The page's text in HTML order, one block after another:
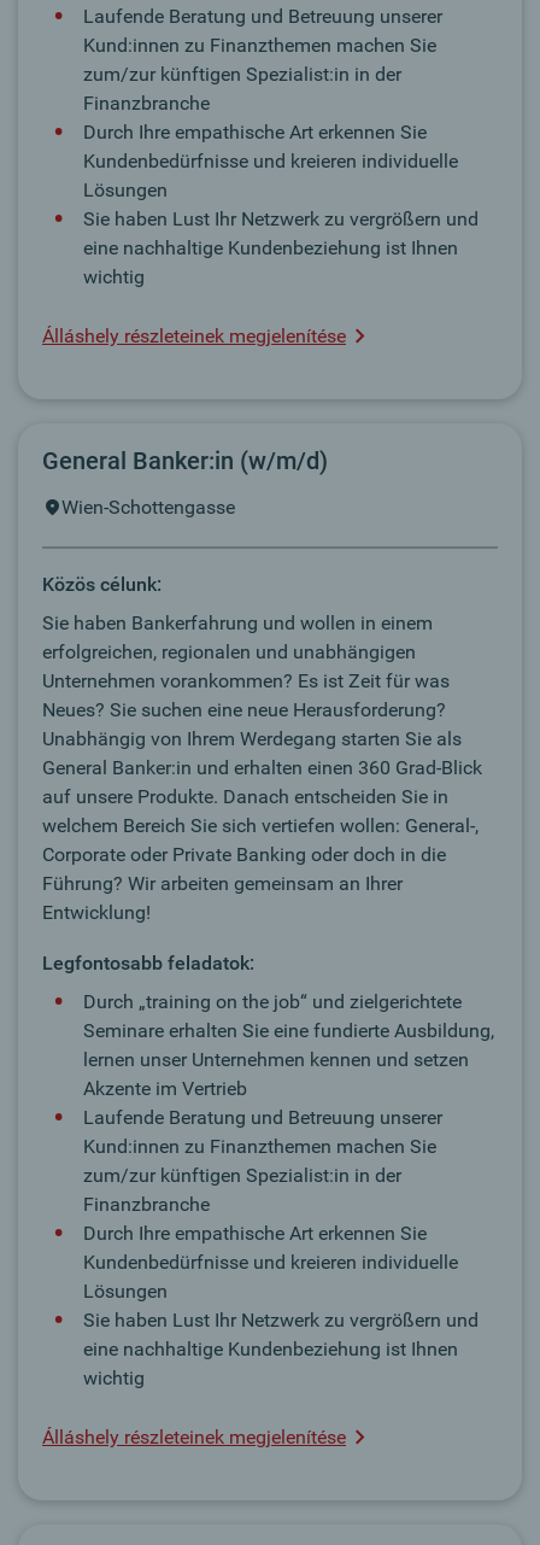
Laufende Beratung und Betreuung unserer
Kund:innen zu Finanzthemen machen Sie
zum/zur künftigen Spezialist:in in der
Finanzbranche
Durch Ihre empathische Art erkennen Sie
Kundenbedürfnisse und kreieren individuelle
Lösungen
Sie haben Lust Ihr Netzwerk zu vergrößern und
eine nachhaltige Kundenbeziehung ist Ihnen
wichtig
Álláshely részleteinek megjelenítése
General Banker:in (w/m/d)
Wien-Schottengasse
Közös célunk:
Sie haben Bankerfahrung und wollen in einem
erfolgreichen, regionalen und unabhängigen
Unternehmen vorankommen? Es ist Zeit für was
Neues? Sie suchen eine neue Herausforderung?
Unabhängig von Ihrem Werdegang starten Sie als
General Banker:in und erhalten einen 360 Grad-Blick
auf unsere Produkte. Danach entscheiden Sie in
welchem Bereich Sie sich vertiefen wollen: General-,
Corporate oder Private Banking oder doch in die
Führung? Wir arbeiten gemeinsam an Ihrer
Entwicklung!
Legfontosabb feladatok:
Durch „training on the job“ und zielgerichtete
Seminare erhalten Sie eine fundierte Ausbildung,
lernen unser Unternehmen kennen und setzen
Akzente im Vertrieb
Laufende Beratung und Betreuung unserer
Kund:innen zu Finanzthemen machen Sie
zum/zur künftigen Spezialist:in in der
Finanzbranche
Durch Ihre empathische Art erkennen Sie
Kundenbedürfnisse und kreieren individuelle
Lösungen
Sie haben Lust Ihr Netzwerk zu vergrößern und
eine nachhaltige Kundenbeziehung ist Ihnen
wichtig
Álláshely részleteinek megjelenítése